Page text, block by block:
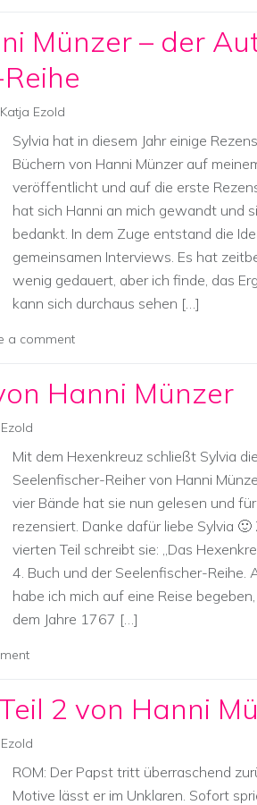
Münzer – der
Katja Ezold
Sylvia hat in diesem Jahr einige
Büchern von Hanni Münzer auf
veröffentlicht und auf die erste
hat sich Hanni an mich gewandt und
bedankt. In dem Zuge entstand die
gemeinsamen Interviews. Es hat
wenig gedauert, aber ich finde, das
kann sich durchaus sehen […]
a comment
Hanni Münzer
Mit dem Hexenkreuz schließt Sylvia die
Seelenfischer-Reiher von Hanni
vier Bände hat sie nun gelesen und
rezensiert. Danke dafür liebe Sylvia 🙂
vierten Teil schreibt sie: „Das
4. Buch und der Seelenfischer-Reihe.
habe ich mich auf eine Reise
dem Jahre 1767 […]
2 von Hanni
ROM: Der Papst tritt überraschend
Motive lässt er im Unklaren. Sofort